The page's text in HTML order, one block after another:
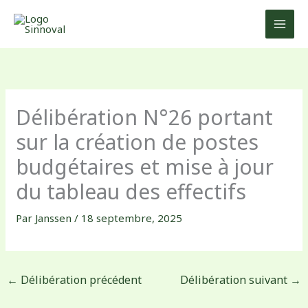
Délibération N°26 portant
sur la création de postes
budgétaires et mise à jour
du tableau des effectifs
Par Janssen/ 18 septembre, 2025
← Délibération précédent Délibération suivant →